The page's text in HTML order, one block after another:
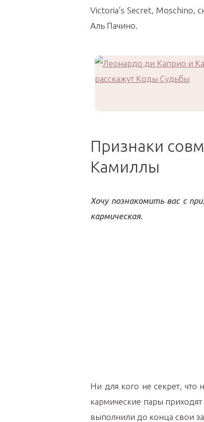
Victoria’s Secret, Moschino,
Аль Пачино.
Признаки
Камиллы
Хочу познакомить вас с
кармическая.
Ни для кого не секрет,
кармические пары
выполнили до конца свои